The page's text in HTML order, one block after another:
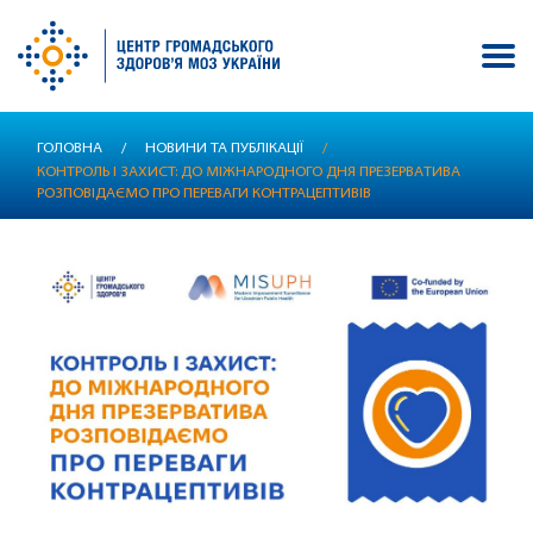
ГОЛОВНА / НОВИНИ ТА ПУБЛІКАЦІЇ
/
КОНТРОЛЬ І ЗАХИСТ: ДО МІЖНАРОДНОГО ДНЯ ПРЕЗЕРВАТИВА
РОЗПОВІДАЄМО ПРО ПЕРЕВАГИ КОНТРАЦЕПТИВІВ